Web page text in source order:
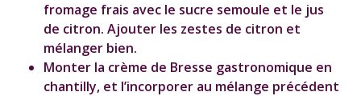
fromage frais avec le sucre semoule et le jus
de citron. Ajouter les zestes de citron et
mélanger bien.
Monter la crème de Bresse gastronomique en
chantilly, et l’incorporer au mélange précédent